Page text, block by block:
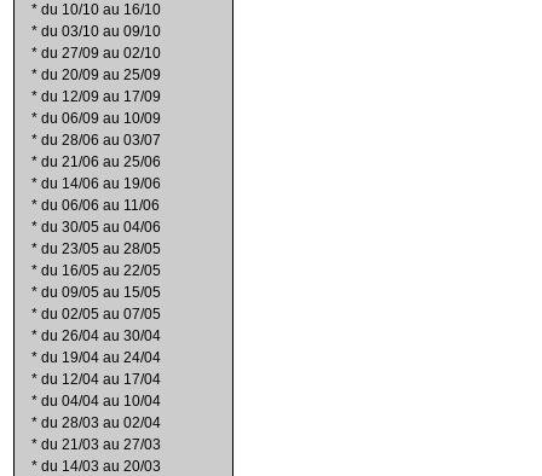
* du 10/10 au 16/10
* du 03/10 au 09/10
* du 27/09 au 02/10
* du 20/09 au 25/09
* du 12/09 au 17/09
* du 06/09 au 10/09
* du 28/06 au 03/07
* du 21/06 au 25/06
* du 14/06 au 19/06
* du 06/06 au 11/06
* du 30/05 au 04/06
* du 23/05 au 28/05
* du 16/05 au 22/05
* du 09/05 au 15/05
* du 02/05 au 07/05
* du 26/04 au 30/04
* du 19/04 au 24/04
* du 12/04 au 17/04
* du 04/04 au 10/04
* du 28/03 au 02/04
* du 21/03 au 27/03
* du 14/03 au 20/03